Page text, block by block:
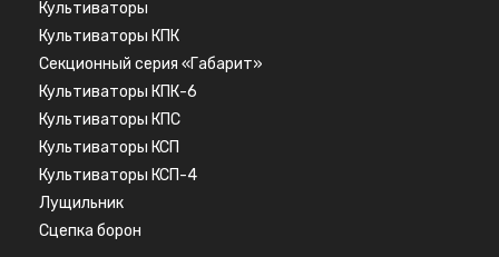
Культиваторы
Культиваторы КПК
Секционный серия «Габарит»
Культиваторы КПК-6
Культиваторы КПС
Культиваторы КСП
Культиваторы КСП-4
Лущильник
Сцепка борон